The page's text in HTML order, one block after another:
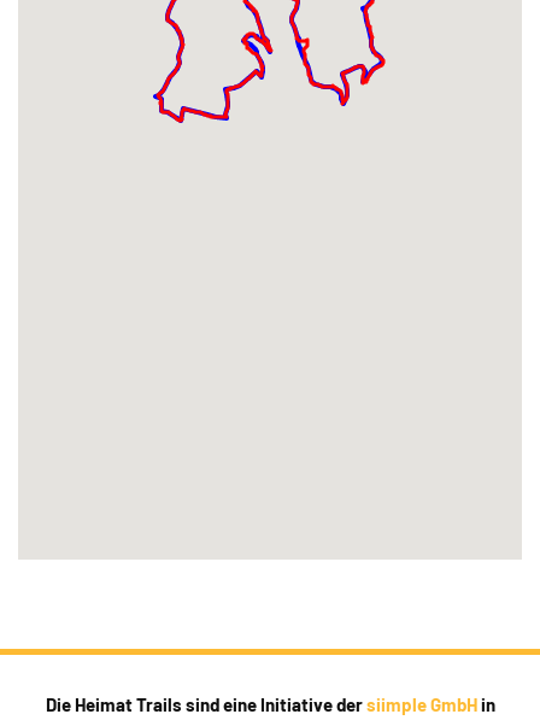
Die Heimat Trails sind eine Initiative dersiimple GmbHin